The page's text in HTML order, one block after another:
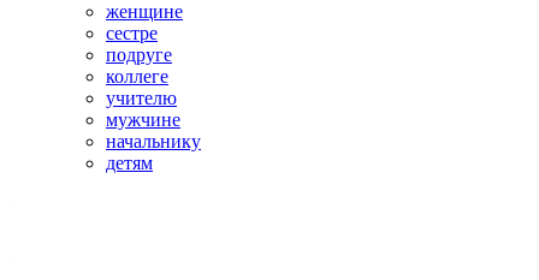
женщине
сестре
подруге
коллеге
учителю
мужчине
начальнику
детям